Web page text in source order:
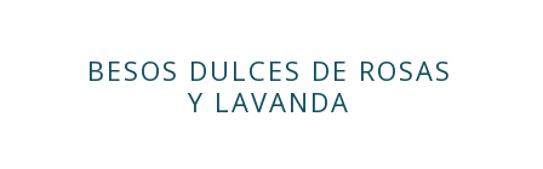
BESOS DULCES DE ROSAS
Y LAVANDA